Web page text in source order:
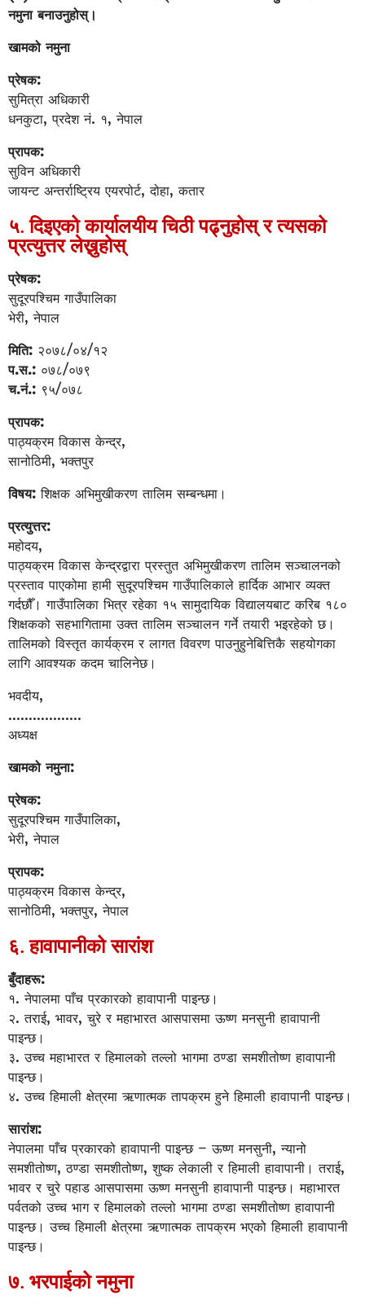
नमुना बनाउनुहोस्।
खामको नमुना
प्रेषक:
सुमित्रा अधिकारी
धनकुटा, प्रदेश नं. १, नेपाल
प्रापक:
सुविन अधिकारी
जायन्ट अन्तर्राष्ट्रिय एयरपोर्ट, दोहा, कतार
५. दिइएको कार्यालयीय चिठी पढ्नुहोस् र त्यसको
प्रत्युत्तर लेख्नुहोस्
प्रेषक:
सुदूरपश्चिम गाउँपालिका
भेरी, नेपाल
मिति: २०७८/०४/१२
प.स.: ०७८/०७९
च.नं.: ९५/०७८
प्रापक:
पाठ्यक्रम विकास केन्द्र,
सानोठिमी, भक्तपुर
विषय: शिक्षक अभिमुखीकरण तालिम सम्बन्धमा।
प्रत्युत्तर:
महोदय,
पाठ्यक्रम विकास केन्द्रद्वारा प्रस्तुत अभिमुखीकरण तालिम सञ्चालनको
प्रस्ताव पाएकोमा हामी सुदूरपश्चिम गाउँपालिकाले हार्दिक आभार व्यक्त
गर्दछौँ। गाउँपालिका भित्र रहेका १५ सामुदायिक विद्यालयबाट करिब १८०
शिक्षकको सहभागितामा उक्त तालिम सञ्चालन गर्ने तयारी भइरहेको छ।
तालिमको विस्तृत कार्यक्रम र लागत विवरण पाउनुहुनेबित्तिकै सहयोगका
लागि आवश्यक कदम चालिनेछ।
भवदीय,
………………
अध्यक्ष
खामको नमुना:
प्रेषक:
सुदूरपश्चिम गाउँपालिका,
भेरी, नेपाल
प्रापक:
पाठ्यक्रम विकास केन्द्र,
सानोठिमी, भक्तपुर, नेपाल
६. हावापानीको सारांश
बुँदाहरू:
१. नेपालमा पाँच प्रकारको हावापानी पाइन्छ।
२. तराई, भावर, चुरे र महाभारत आसपासमा ऊष्ण मनसुनी हावापानी
पाइन्छ।
३. उच्च महाभारत र हिमालको तल्लो भागमा ठण्डा समशीतोष्ण हावापानी
पाइन्छ।
४. उच्च हिमाली क्षेत्रमा ऋणात्मक तापक्रम हुने हिमाली हावापानी पाइन्छ।
सारांश:
नेपालमा पाँच प्रकारको हावापानी पाइन्छ – ऊष्ण मनसुनी, न्यानो
समशीतोष्ण, ठण्डा समशीतोष्ण, शुष्क लेकाली र हिमाली हावापानी। तराई,
भावर र चुरे पहाड आसपासमा ऊष्ण मनसुनी हावापानी पाइन्छ। महाभारत
पर्वतको उच्च भाग र हिमालको तल्लो भागमा ठण्डा समशीतोष्ण हावापानी
पाइन्छ। उच्च हिमाली क्षेत्रमा ऋणात्मक तापक्रम भएको हिमाली हावापानी
पाइन्छ।
७. भरपाईको नमुना